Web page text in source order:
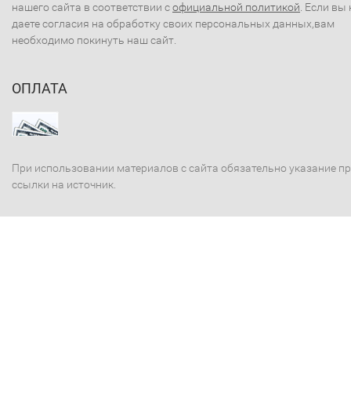
нашего сайта в соответствии софициальной политикой . Если вы
даете согласия на обработку своих персональных данных,вам
необходимо покинуть наш сайт.
ОПЛАТА
При использовании материалов с сайта обязательно указание
ссылки на источник.